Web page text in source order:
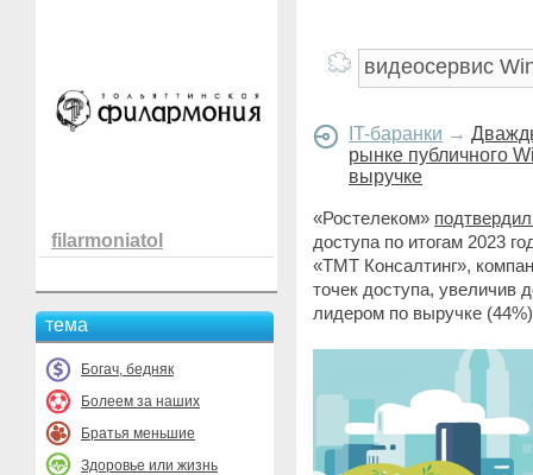
filarmoniatol
тема
Богач, бедняк
Болеем за наших
Братья меньшие
Здоровье или жизнь
IT-баранки →
рынке публичного
выручке
«Ростелеком»
доступа по итогам 2023
«ТМТ Консалтинг»,
точек доступа, увеличив
лидером по выручке